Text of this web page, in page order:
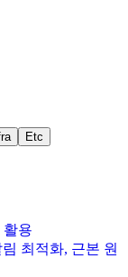
Etc
활용
최적화, 근본 원